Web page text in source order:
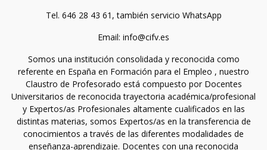
Tel. 646 28 43 61, también servicio WhatsApp
Email: info@cifv.es
Somos una institución consolidada y reconocida como
referente en España en Formación para el Empleo , nuestro
Claustro de Profesorado está compuesto por Docentes
Universitarios de reconocida trayectoria académica/profesional
y Expertos/as Profesionales altamente cualificados en las
distintas materias, somos Expertos/as en la transferencia de
conocimientos a través de las diferentes modalidades de
enseñanza-aprendizaje. Docentes con una reconocida